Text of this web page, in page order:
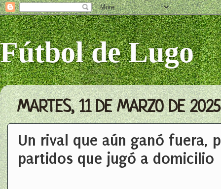
Fútbol de Lugo
MARTES, 11 DE MARZO DE 2025
Un rival que aún ganó fuera,
partidos que jugó a domicilio